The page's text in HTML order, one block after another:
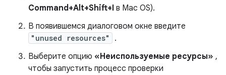
Command+Alt+Shift+I в Mac OS).
В появившемся диалоговом окне введите
"unused resources"
.
Выберите опцию «Неиспользуемые ресурсы» ,
чтобы запустить процесс проверки